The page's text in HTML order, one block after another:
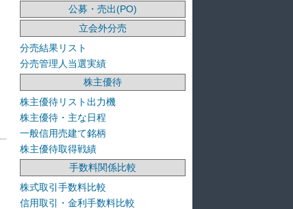
公募・売出(PO)
立会外分売
分売結果リスト
分売管理人当選実績
株主優待
株主優待リスト出力機
株主優待・主な日程
一般信用売建て銘柄
株主優待取得戦績
手数料関係比較
株式取引手数料比較
信用取引・金利手数料比較